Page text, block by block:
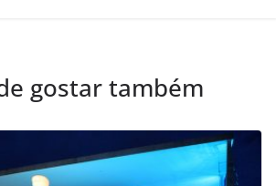
gostar também